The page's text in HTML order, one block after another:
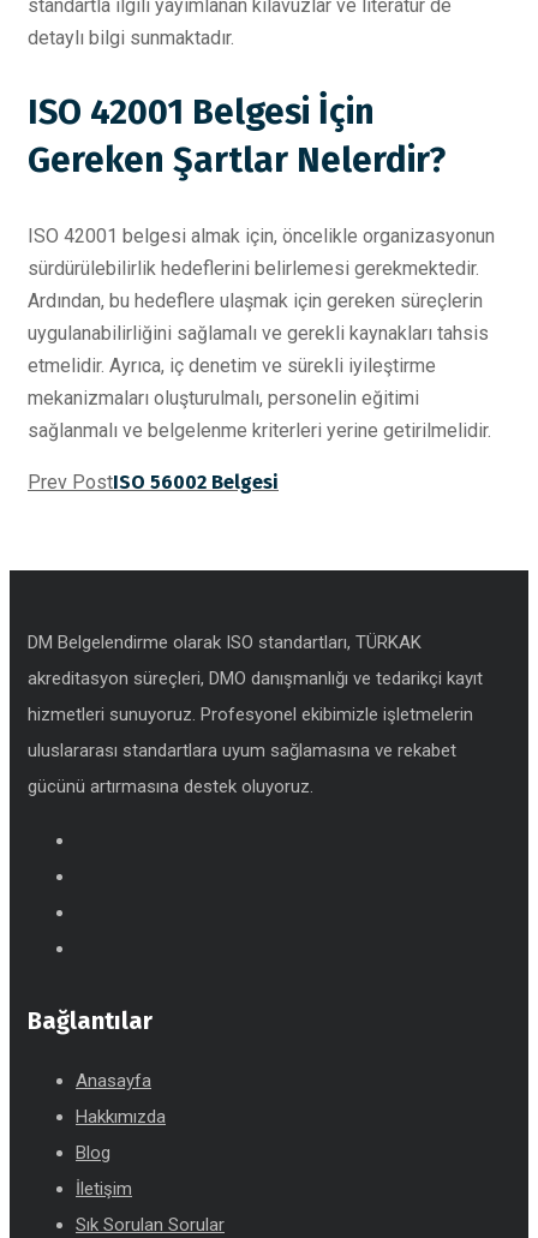
standartla ilgili yayımlanan kılavuzlar ve literatür de
detaylı bilgi sunmaktadır.
ISO 42001 Belgesi İçin
Gereken Şartlar Nelerdir?
ISO 42001 belgesi almak için, öncelikle organizasyonun
sürdürülebilirlik hedeflerini belirlemesi gerekmektedir.
Ardından, bu hedeflere ulaşmak için gereken süreçlerin
uygulanabilirliğini sağlamalı ve gerekli kaynakları tahsis
etmelidir. Ayrıca, iç denetim ve sürekli iyileştirme
mekanizmaları oluşturulmalı, personelin eğitimi
sağlanmalı ve belgelenme kriterleri yerine getirilmelidir.
Prev PostISO 56002 Belgesi
DM Belgelendirme olarak ISO standartları, TÜRKAK
akreditasyon süreçleri, DMO danışmanlığı ve tedarikçi kayıt
hizmetleri sunuyoruz. Profesyonel ekibimizle işletmelerin
uluslararası standartlara uyum sağlamasına ve rekabet
gücünü artırmasına destek oluyoruz.
Bağlantılar
Anasayfa
Hakkımızda
Blog
İletişim
Sık Sorulan Sorular